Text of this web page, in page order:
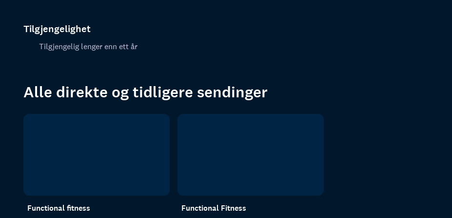
Tilgjengelighet
Tilgjengelig lenger enn ett år
Alle direkte og tidligere sendinger
Functional fitness Functional Fitness